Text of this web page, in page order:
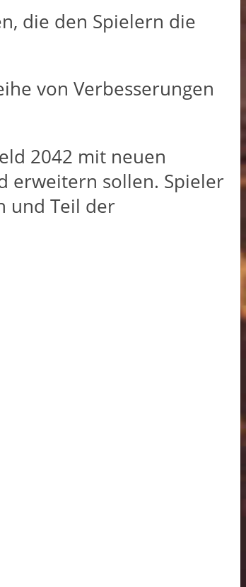
die den Spielern die
von Verbesserungen
2042 mit neuen
erweitern sollen. Spieler
und Teil der